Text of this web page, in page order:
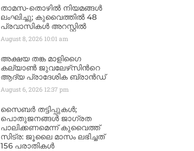
താമസ-തൊഴിൽ നിയമങ്ങൾ
ലംഘിച്ചു; കുവൈത്തിൽ 48
പ്രവാസികൾ അറസ്റ്റിൽ
August 8, 2026 10:01 am
അക്ഷയ തങ്ക മാളിഗൈ
കല്യാണ്‍ ജുവലേഴ്‌സിന്‍റെ
ആദ്യ പ്രാദേശിക ബ്രാന്‍ഡ്
August 6, 2026 12:37 pm
സൈബർ തട്ടിപ്പുകൾ;
പൊതുജനങ്ങൾ ജാഗ്രത
പാലിക്കണമെന്ന് കുവൈത്ത്
സിട്ര: ജൂലൈ മാസം ലഭിച്ചത്
156 പരാതികൾ